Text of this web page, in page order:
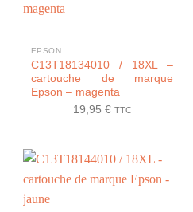
EPSON
C13T18134010 / 18XL –
cartouche de marque
Epson – magenta
19,95 € TTC